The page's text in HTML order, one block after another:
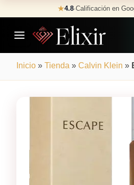
to
content
★4.8·Calificación en
Inicio » Tienda » Calvin Klein »